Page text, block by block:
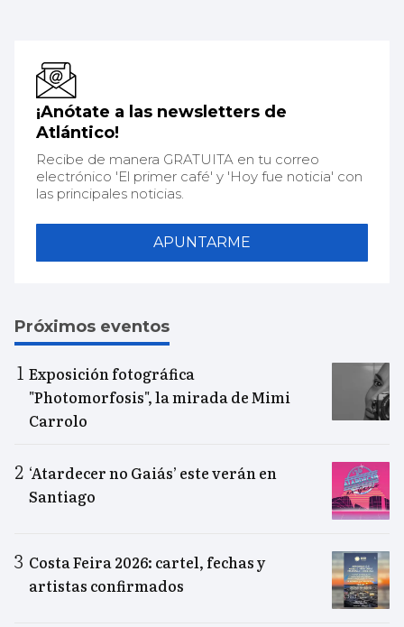
¡Anótate a las newsletters de
Atlántico!
Recibe de manera GRATUITA en tu correo
electrónico 'El primer café' y 'Hoy fue noticia' con
las principales noticias.
APUNTARME
Próximos eventos
Exposición fotográfica
"Photomorfosis", la mirada de Mimi
Carrolo
‘Atardecer no Gaiás’ este verán en
Santiago
Costa Feira 2026: cartel, fechas y
artistas confirmados